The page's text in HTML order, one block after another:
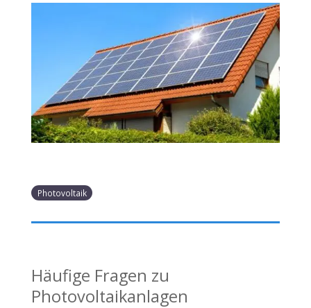
Photovoltaik
Häufige Fragen zu
Photovoltaikanlagen